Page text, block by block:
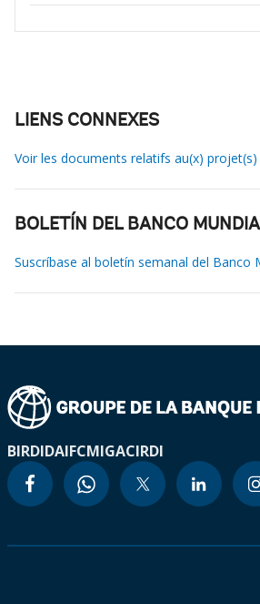
LIENS CONNEXES
Voir les documents relatifs au(x) projet(s)
BOLETÍN DEL BANCO
Suscríbase al boletín semanal del Banco
BIRDIDAIFCMIGACIRDI